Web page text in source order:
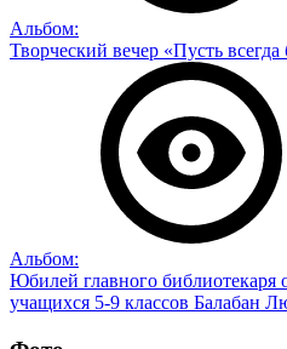
Альбом:
Творческий вечер «Пусть
Альбом:
Юбилей главного библиотекаря
учащихся 5-9 классов Балабан